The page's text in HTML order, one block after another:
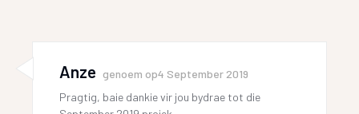
Anze genoem op4 September 2019
Pragtig, baie dankie vir jou bydrae tot die